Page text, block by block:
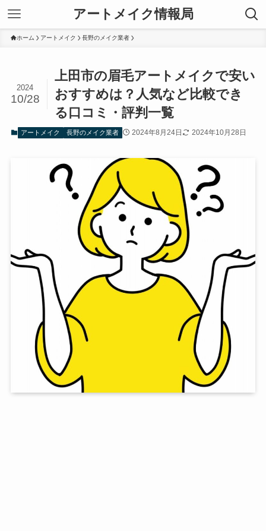
アートメイク情報局
ホーム アートメイク 長野のメイク業者
上田市の眉毛アートメイクで安い
おすすめは？人気など比較でき
る口コミ・評判一覧
2024
10/28
アートメイク 長野のメイク業者 2024年8月24日 2024年10月28日